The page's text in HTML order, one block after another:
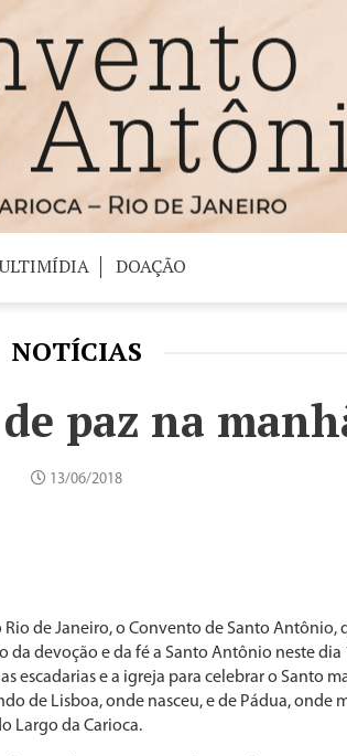
DOAÇÃO
NOTÍCIAS
paz na
13/06/2018
de Janeiro, o Convento de Santo Antônio,
devoção e da fé a Santo Antônio neste dia
escadarias e a igreja para celebrar o Santo
de Lisboa, onde nasceu, e de Pádua, onde
Largo da Carioca.